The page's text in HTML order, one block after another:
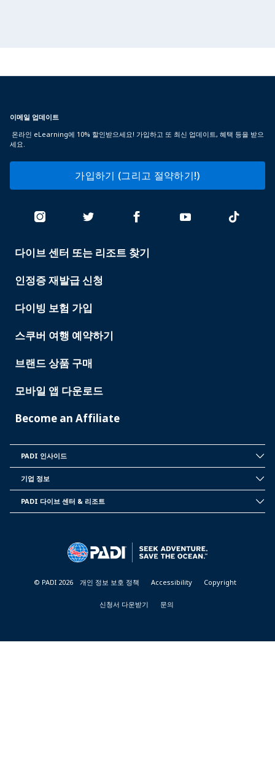
이메일 업데이트
온라인 eLearning에 10% 할인받으세요! 가입하고 또 최신 업데이트, 혜택 등을 받으
세요.
가입하기 (그리고 절약하기!)
PADI
다이브 센터 또는 리조트 찾기
인정증 재발급 신청
다이빙 보험 가입
스쿠버 여행 예약하기
브랜드 상품 구매
모바일 앱 다운로드
Become an Affiliate
PADI
PADI 인사이드
INFORMATION
기업 정보
PADI 다이브 센터 & 리조트
© PADI 2026 개인 정보 보호 정책 Accessibility Copyright
신청서 다운받기 문의